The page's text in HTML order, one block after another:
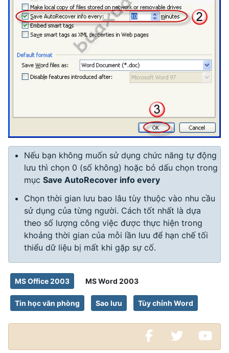
Nếu bạn không muốn sử dụng chức năng tự động
lưu thì chọn 0 (số không) hoặc bỏ dấu chọn trong
mục Save AutoRecover info every
Chọn thời gian lưu bao lâu tùy thuộc vào nhu cầu
sử dụng của từng người. Cách tốt nhất là dựa
theo số lượng công việc được thực hiện trong
khoảng thời gian của mỗi lần lưu để hạn chế tối
thiểu dữ liệu bị mất khi gặp sự cố.
MS Office 2003 MS Word 2003
Tin học văn phòng Sao lưu Tùy chỉnh Word